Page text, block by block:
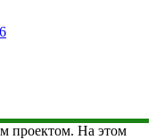
проектом. На этом